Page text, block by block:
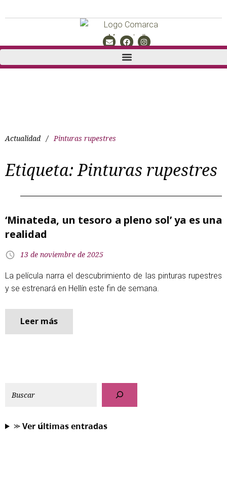
Actualidad / Pinturas rupestres
Etiqueta:Pinturas rupestres
‘Minateda, un tesoro a pleno sol’ ya es una
realidad
13 de noviembre de 2025
La película narra el descubrimiento de las pinturas rupestres
y se estrenará en Hellín este fin de semana.
Leer más
⪼ 𝗩𝗲𝗿 𝘂́𝗹𝘁𝗶𝗺𝗮𝘀 𝗲𝗻𝘁𝗿𝗮𝗱𝗮𝘀